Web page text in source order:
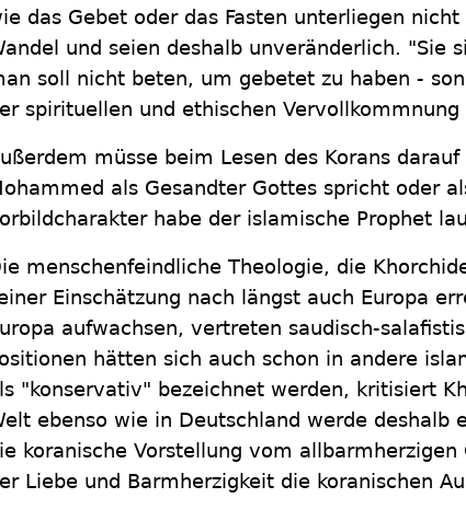
das Gebet oder das Fasten unterliegen
und seien deshalb unveränderlich. "Sie
soll nicht beten, um gebetet zu haben -
spirituellen und ethischen Vervollkommnung
müsse beim Lesen des Korans
als Gesandter Gottes spricht oder
habe der islamische Prophet
menschenfeindliche Theologie, die
Einschätzung nach längst auch Europa
aufwachsen, vertreten saudisch-
hätten sich auch schon in andere
"konservativ" bezeichnet werden, kritisiert
ebenso wie in Deutschland werde deshalb
koranische Vorstellung vom
Liebe und Barmherzigkeit die koranischen